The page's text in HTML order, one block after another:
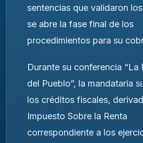
sentencias que validaron
se abre la fase final de los
procedimientos para su
Durante su conferencia “La
del Pueblo”, la mandataria
los créditos fiscales,
Impuesto Sobre la Renta
correspondiente a los